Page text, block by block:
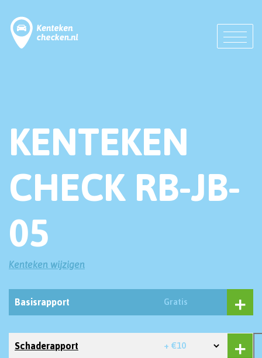
KENTEKEN
CHECK RB-JB-
05
Kenteken wijzigen
Basisrapport Gratis
Schaderapport + €10